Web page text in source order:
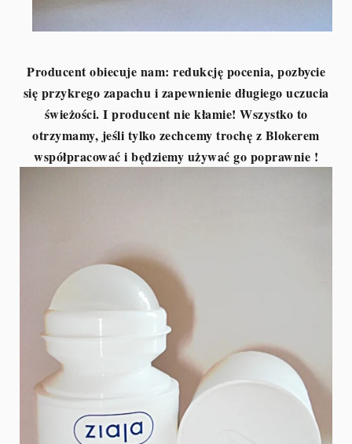
Producent obiecuje nam: redukcję pocenia, pozbycie
się przykrego zapachu i zapewnienie długiego uczucia
świeżości. I producent nie kłamie! Wszystko to
otrzymamy, jeśli tylko zechcemy trochę z Blokerem
współpracować i będziemy używać go poprawnie !